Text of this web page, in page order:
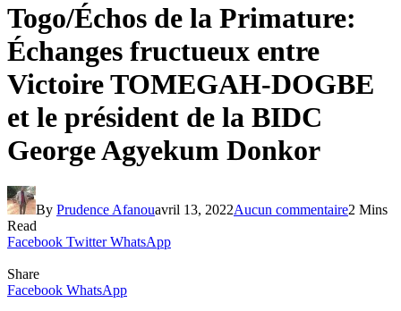
Togo/Échos de la Primature:
Échanges fructueux entre
Victoire TOMEGAH-DOGBE
et le président de la BIDC
George Agyekum Donkor
By Prudence Afanouavril 13, 2022Aucun commentaire2 Mins
Read
Facebook Twitter WhatsApp
Share
Facebook WhatsApp